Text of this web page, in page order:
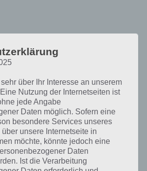
in der Spiele App
Lösung ist nachfolgend in verschiedene
Version beinhaltet wie bereits erwähnt 72
um zahlreiche weitere erweitert. Da Pet
Facebook erhältlich ist, haben wir
der Level bis Level 200.
Rescue Saga: Es müssen mindestens drei
über Ihr Interesse an unserem
Nutzung der Internetseiten ist
jede Angabe
Daten möglich. Sofern eine
besondere Services unseres
unsere Internetseite in
möchte, könnte jedoch eine
Daten
Ist die Verarbeitung